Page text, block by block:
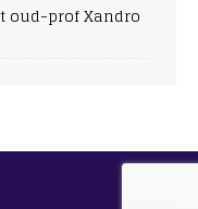
oud-prof Xandro